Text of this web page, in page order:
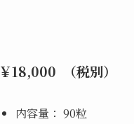
￥18,000 （税別）
内容量： 90粒